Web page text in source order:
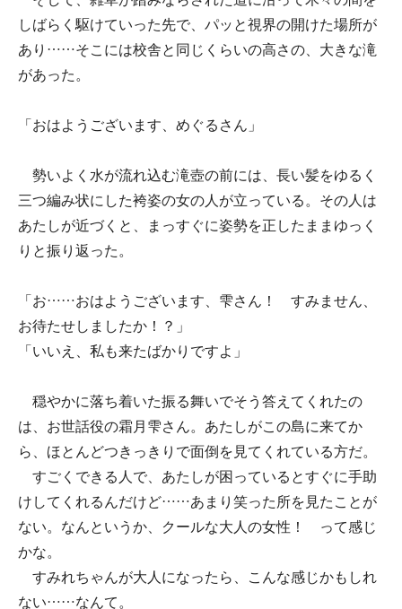
しばらく駆けていった先で、パッと視界の開けた場所が
あり……そこには校舎と同じくらいの高さの、大きな滝
があった。
「おはようございます、めぐるさん」
勢いよく水が流れ込む滝壺の前には、長い髪をゆるく
三つ編み状にした袴姿の女の人が立っている。その人は
あたしが近づくと、まっすぐに姿勢を正したままゆっく
りと振り返った。
「お……おはようございます、雫さん！ すみません、
お待たせしましたか！？」
「いいえ、私も来たばかりですよ」
穏やかに落ち着いた振る舞いでそう答えてくれたの
は、お世話役の霜月雫さん。あたしがこの島に来てか
ら、ほとんどつきっきりで面倒を見てくれている方だ。
すごくできる人で、あたしが困っているとすぐに手助
けしてくれるんだけど……あまり笑った所を見たことが
ない。なんというか、クールな大人の女性！ って感じ
かな。
すみれちゃんが大人になったら、こんな感じかもしれ
ない……なんて。